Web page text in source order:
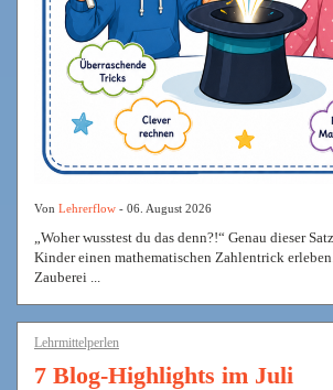
Von Lehrerflow - 06. August 2026
„Woher wusstest du das denn?!“ Genau dieser
Kinder einen mathematischen Zahlentrick
Zauberei ...
Lehrmittelperlen
7 Blog-Highlights im Juli